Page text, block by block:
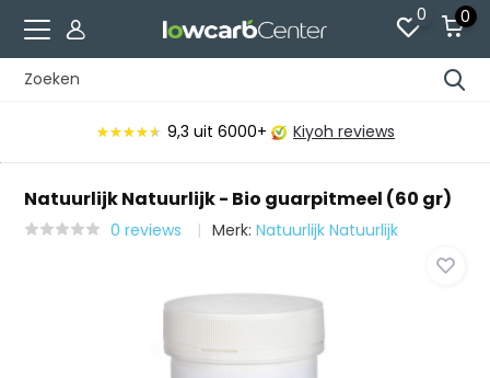
0 0
★★★★★
★★★★★ 9,3 uit 6000+ Kiyoh reviews
Natuurlijk Natuurlijk - Bio guarpitmeel (60 gr)
0 reviews Merk:Natuurlijk Natuurlijk